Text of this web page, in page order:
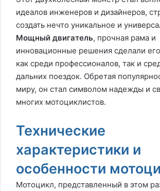
идеалов инженеров и дизайнеров,
создать нечто уникальное и
Мощный двигатель, прочная рама и
инновационные решения сделали
как среди профессионалов, так и
дальних поездок. Обретая
миру, он стал символом надежды и
многих мотоциклистов.
Технические
характеристики и
особенности
Мотоцикл, представленный в этом